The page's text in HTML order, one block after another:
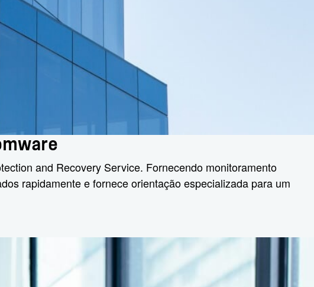
and Recovery Service. Fornecendo monitoramento
rapidamente e fornece orientação especializada para um